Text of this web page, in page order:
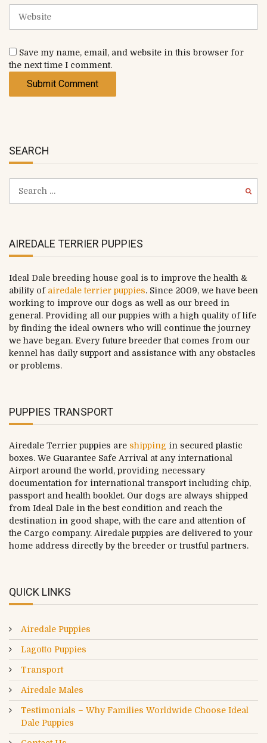
i
s
i
t
Save my name, email, and website in this browser for
the next time I comment.
SEARCH
AIREDALE TERRIER PUPPIES
Ideal Dale breeding house goal is to improve the health &
ability of airedale terrier puppies. Since 2009, we have been
working to improve our dogs as well as our breed in
general. Providing all our puppies with a high quality of life
by finding the ideal owners who will continue the journey
we have began. Every future breeder that comes from our
kennel has daily support and assistance with any obstacles
or problems.
PUPPIES TRANSPORT
Airedale Terrier puppies are shipping in secured plastic
boxes. We Guarantee Safe Arrival at any international
Airport around the world, providing necessary
documentation for international transport including chip,
passport and health booklet. Our dogs are always shipped
from Ideal Dale in the best condition and reach the
destination in good shape, with the care and attention of
the Cargo company. Airedale puppies are delivered to your
home address directly by the breeder or trustful partners.
QUICK LINKS
Airedale Puppies
Lagotto Puppies
Transport
Airedale Males
Testimonials – Why Families Worldwide Choose Ideal
Dale Puppies